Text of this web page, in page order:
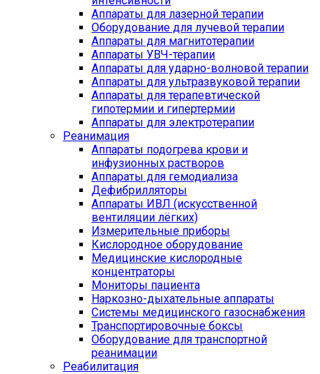
Аппараты для лазерной терапии
Оборудование для лучевой терапии
Аппараты для магнитотерапии
Аппараты УВЧ-терапии
Аппараты для ударно-волновой терапии
Аппараты для ультразвуковой терапии
Аппараты для терапевтической
гипотермии и гипертермии
Аппараты для электротерапии
Реанимация
Аппараты подогрева крови и
инфузионных растворов
Аппараты для гемодиализа
Дефибрилляторы
Аппараты ИВЛ (искусственной
вентиляции лёгких)
Измерительные приборы
Кислородное оборудование
Медицинские кислородные
концентраторы
Мониторы пациента
Наркозно-дыхательные аппараты
Системы медицинского газоснабжения
Транспортировочные боксы
Оборудование для транспортной
реанимации
Реабилитация